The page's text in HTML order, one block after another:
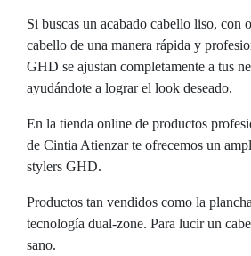
Si buscas un acabado cabello liso, con
cabello de una manera rápida y
GHD se ajustan completamente a tus
ayudándote a lograr el look deseado.
En la tienda online de productos
de Cintia Atienzar te ofrecemos un
stylers GHD.
Productos tan vendidos como la
tecnología dual-zone. Para lucir un
sano.